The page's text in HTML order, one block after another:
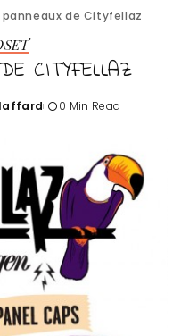
panneaux de Cityfellaz
CITYFELLAZ
0 Min Read